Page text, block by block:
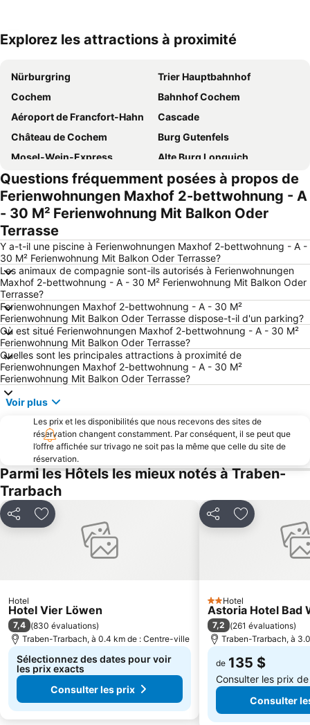
Explorez les attractions à proximité
Nürburgring
Trier Hauptbahnhof
Cochem
Bahnhof Cochem
Aéroport de Francfort-Hahn
Cascade
Château de Cochem
Burg Gutenfels
Mosel-Wein-Express
Alte Burg Longuich
Amphitheatre
Vitalis Weiskirchen
Mont Royal
Bernkastel
Château d'Arras
Sehl
Insel
Roman Monuments, Cathedral of St Peter and Church of Our Lady in Trier
Römerbrücke
Hauptbahnhof Boppard
Schönburg
Rock am Ring
Questions fréquemment posées à propos de
Ferienwohnungen Maxhof 2-bettwohnung - A
- 30 M² Ferienwohnung Mit Balkon Oder
Terrasse
Y a-t-il une piscine à Ferienwohnungen Maxhof 2-bettwohnung - A -
30 M² Ferienwohnung Mit Balkon Oder Terrasse?
Les animaux de compagnie sont-ils autorisés à Ferienwohnungen
Maxhof 2-bettwohnung - A - 30 M² Ferienwohnung Mit Balkon Oder
Terrasse?
Ferienwohnungen Maxhof 2-bettwohnung - A - 30 M²
Ferienwohnung Mit Balkon Oder Terrasse dispose-t-il d'un parking?
Où est situé Ferienwohnungen Maxhof 2-bettwohnung - A - 30 M²
Ferienwohnung Mit Balkon Oder Terrasse?
Quelles sont les principales attractions à proximité de
Ferienwohnungen Maxhof 2-bettwohnung - A - 30 M²
Ferienwohnung Mit Balkon Oder Terrasse?
Voir plus
Les prix et les disponibilités que nous recevons des sites de
réservation changent constamment. Par conséquent, il se peut que
l’offre affichée sur trivago ne soit pas la même que celle du site de
réservation.
Parmi les Hôtels les mieux notés à Traben-
Trarbach
PartagerAjouter à mes favoris
Hotel
Hotel Vier Löwen
7,4 (830 évaluations)
Traben-Trarbach, à 0.4 km de : Centre-ville
Sélectionnez des dates pour voir
les prix exacts
Consulter les prix
PartagerAjouter à
2 Étoiles
Hotel
Astoria Hotel Bad
7,2 (261 évaluations)
Traben-Trarbach, à
de 135 $
Consulter les prix
Consulter